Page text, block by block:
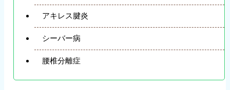
アキレス腱炎
シーバー病
腰椎分離症